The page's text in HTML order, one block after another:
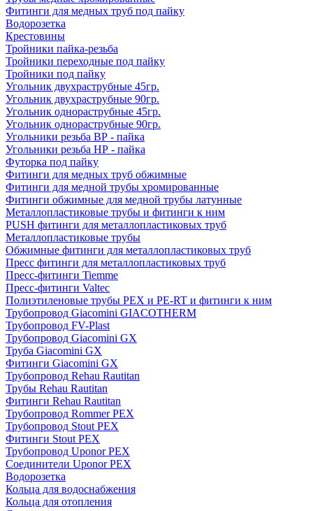
Фитинги для медных труб под пайку
Водорозетка
Крестовины
Тройники пайка-резьба
Тройники переходные под пайку
Тройники под пайку
Угольник двухраструбные 45гр.
Угольник двухраструбные 90гр.
Угольник однораструбные 45гр.
Угольник однораструбные 90гр.
Угольники резьба ВР - пайка
Угольники резьба НР - пайка
Футорка под пайку
Фитинги для медных труб обжимные
Фитинги для медной трубы хромированные
Фитинги обжимные для медной трубы латунные
Металлопластиковые трубы и фитинги к ним
PUSH фитинги для металлопластиковых труб
Металлопластиковые трубы
Обжимные фитинги для металлопластиковых труб
Пресс фитинги для металлопластиковых труб
Пресс-фитинги Tiemme
Пресс-фитинги Valtec
Полиэтиленовые трубы PEX и PE-RT и фитинги к ним
Трубопровод Giacomini GIACOTHERM
Трубопровод FV-Plast
Трубопровод Giacomini GX
Труба Giacomini GX
Фитинги Giacomini GX
Трубопровод Rehau Rautitan
Трубы Rehau Rautitan
Фитинги Rehau Rautitan
Трубопровод Rommer PEX
Трубопровод Stout PEX
Фитинги Stout PEX
Трубопровод Uponor PEX
Соединители Uponor PEX
Водорозетка
Кольца для водоснабжения
Кольца для отопления